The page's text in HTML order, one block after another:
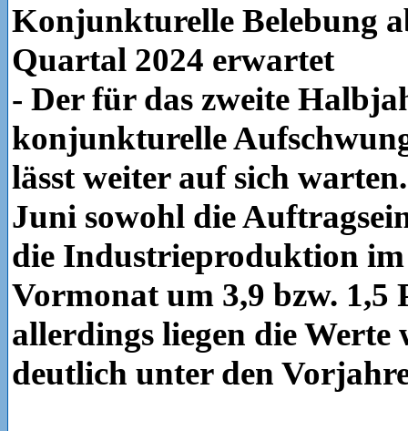
Konjunkturelle Belebung
Quartal 2024 erwartet
- Der für das zweite
konjunkturelle
lässt weiter auf sich
Juni sowohl die
die Industrieproduktion im
Vormonat um 3,9 bzw. 1,5
allerdings liegen die Werte
deutlich unter den